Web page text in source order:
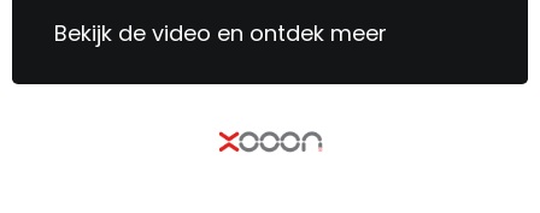
Bekijk de video en ontdek meer